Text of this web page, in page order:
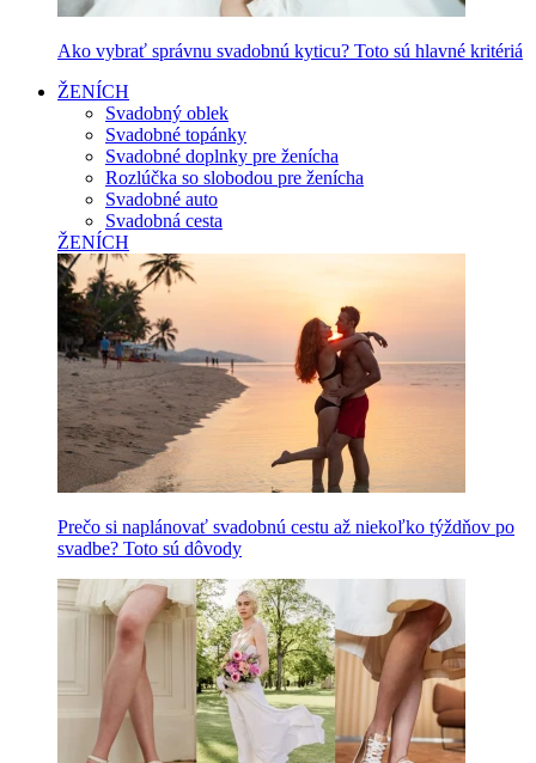
Ako vybrať správnu svadobnú kyticu? Toto sú hlavné kritériá
ŽENÍCH
Svadobný oblek
Svadobné topánky
Svadobné doplnky pre ženícha
Rozlúčka so slobodou pre ženícha
Svadobné auto
Svadobná cesta
ŽENÍCH
Prečo si naplánovať svadobnú cestu až niekoľko týždňov po
svadbe? Toto sú dôvody